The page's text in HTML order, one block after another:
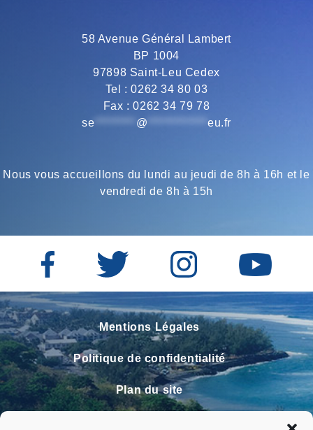
58 Avenue Général Lambert
BP 1004
97898 Saint-Leu Cedex
Tel : 0262 34 80 03
Fax : 0262 34 79 78
se
@ *************eu.fr
Nous vous accueillons du lundi au jeudi de 8h à 16h et le
vendredi de 8h à 15h
Mentions Légales
Politique de confidentialité
Plan du site